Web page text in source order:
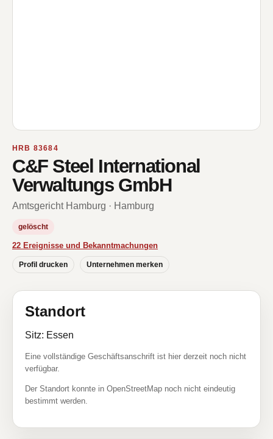
HRB 83684
C&F Steel International
Verwaltungs GmbH
Amtsgericht Hamburg · Hamburg
gelöscht
22 Ereignisse und Bekanntmachungen
Profil drucken Unternehmen merken
Standort
Sitz: Essen
Eine vollständige Geschäftsanschrift ist hier derzeit noch nicht
verfügbar.
Der Standort konnte in OpenStreetMap noch nicht eindeutig
bestimmt werden.